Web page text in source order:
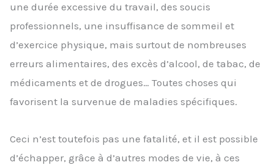
une durée excessive du travail, des soucis
professionnels, une insuffisance de sommeil et
d’exercice physique, mais surtout de nombreuses
erreurs alimentaires, des excès d’alcool, de tabac, de
médicaments et de drogues… Toutes choses qui
favorisent la survenue de maladies spécifiques.
Ceci n’est toutefois pas une fatalité, et il est possible
d’échapper, grâce à d’autres modes de vie, à ces